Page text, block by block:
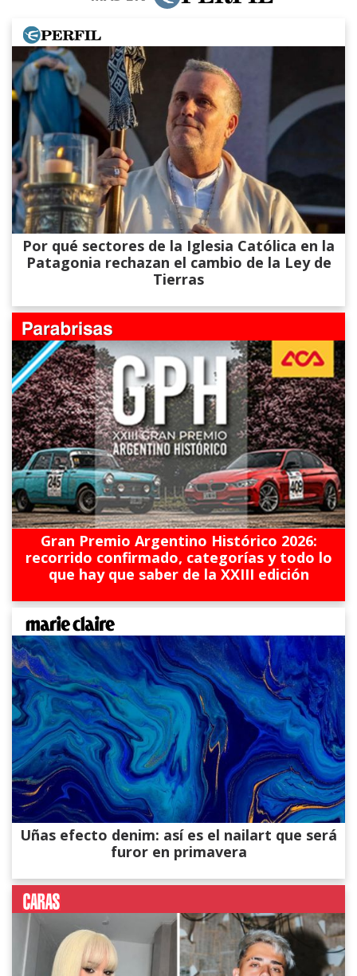
Por qué sectores de la Iglesia Católica en la
Patagonia rechazan el cambio de la Ley de
Tierras
Gran Premio Argentino Histórico 2026:
recorrido confirmado, categorías y todo lo
que hay que saber de la XXIII edición
Uñas efecto denim: así es el nailart que será
furor en primavera